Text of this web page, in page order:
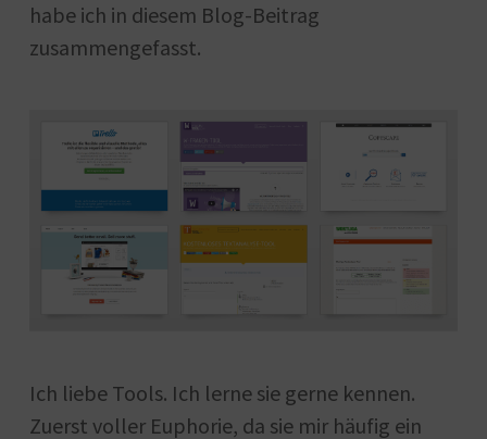
habe ich in diesem Blog-Beitrag
zusammengefasst.
Ich liebe Tools. Ich lerne sie gerne kennen.
Zuerst voller Euphorie, da sie mir häufig ein